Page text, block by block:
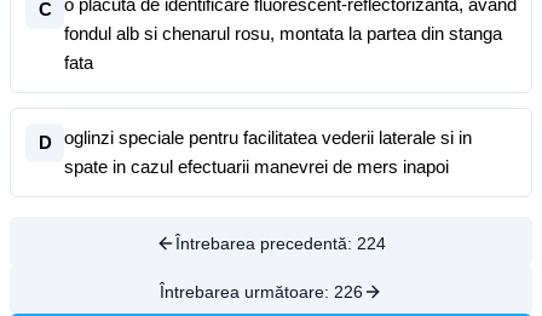
C
o placuta de identificare fluorescent-reflectorizanta, avand
fondul alb si chenarul rosu, montata la partea din stanga
fata
D
oglinzi speciale pentru facilitatea vederii laterale si in
spate in cazul efectuarii manevrei de mers inapoi
Întrebarea precedentă: 224
Întrebarea următoare: 226